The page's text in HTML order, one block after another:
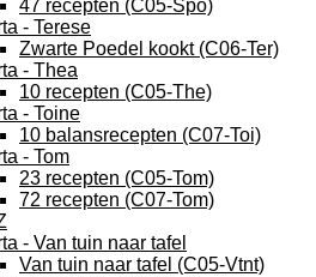
47 recepten (C05-Spo)
- Terese
Zwarte Poedel kookt (C06-Ter)
- Thea
10 recepten (C05-The)
- Toine
10 balansrecepten (C07-Toi)
- Tom
23 recepten (C05-Tom)
72 recepten (C07-Tom)
- Van tuin naar tafel
Van tuin naar tafel (C05-Vtnt)